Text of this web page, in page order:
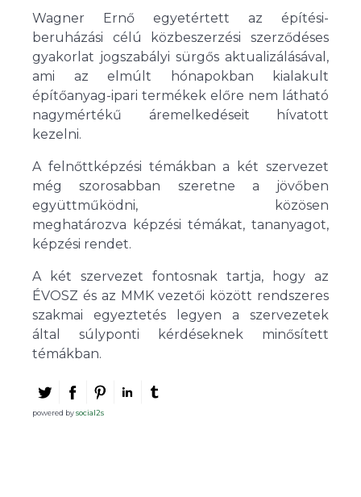
Wagner Ernő egyetértett az építési-
beruházási célú közbeszerzési szerződéses
gyakorlat jogszabályi sürgős aktualizálásával,
ami az elmúlt hónapokban kialakult
építőanyag-ipari termékek előre nem látható
nagymértékű áremelkedéseit hívatott
kezelni.
A felnőttképzési témákban a két szervezet
még szorosabban szeretne a jövőben
együttműködni, közösen
meghatározva képzési témákat, tananyagot,
képzési rendet.
A két szervezet fontosnak tartja, hogy az
ÉVOSZ és az MMK vezetői között rendszeres
szakmai egyeztetés legyen a szervezetek
által súlyponti kérdéseknek minősített
témákban.
powered bysocial2s